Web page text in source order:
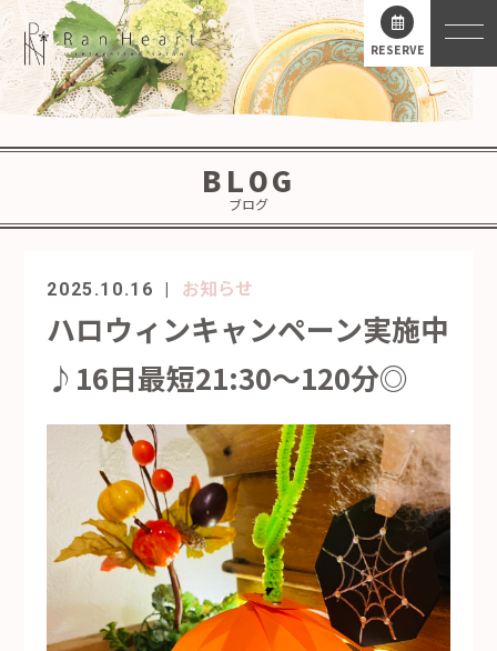
RESERVE
BLOG
ブログ
2025.10.16 お知らせ
ハロウィンキャンペーン実施中
♪16日最短21:30～120分◎